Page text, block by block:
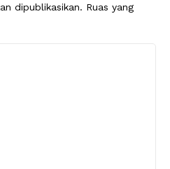
dipublikasikan. Ruas yang